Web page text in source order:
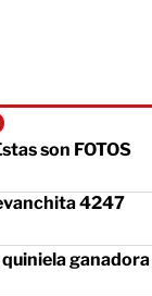
son FOTOS
4247
ganadora